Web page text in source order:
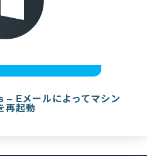
Eメールによってマシン
再起動